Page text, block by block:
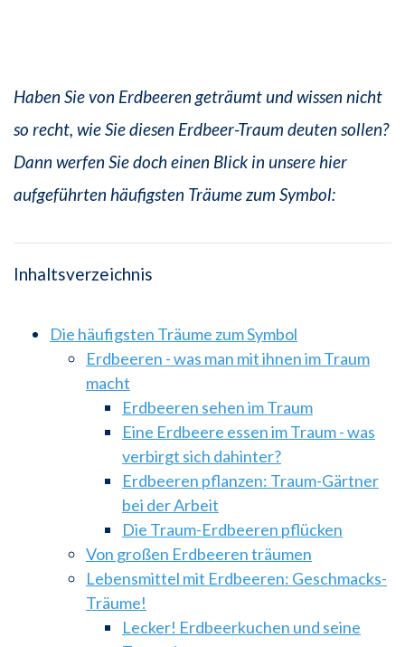
Haben Sie von Erdbeeren geträumt und wissen nicht
so recht, wie Sie diesen Erdbeer-Traum deuten sollen?
Dann werfen Sie doch einen Blick in unsere hier
aufgeführten häufigsten Träume zum Symbol:
Inhaltsverzeichnis
Die häufigsten Träume zum Symbol
Erdbeeren - was man mit ihnen im Traum
macht
Erdbeeren sehen im Traum
Eine Erdbeere essen im Traum - was
verbirgt sich dahinter?
Erdbeeren pflanzen: Traum-Gärtner
bei der Arbeit
Die Traum-Erdbeeren pflücken
Von großen Erdbeeren träumen
Lebensmittel mit Erdbeeren: Geschmacks-
Träume!
Lecker! Erdbeerkuchen und seine